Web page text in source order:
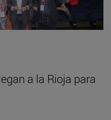
a la Rioja para